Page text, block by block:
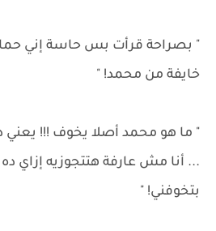
" بصراحة قرأت بس حاسة إني
خايفة من محمد! "
" ما هو محمد أصلا يخوف !!! يعني
... أنا مش عارفة هتتجوزيه إزاي
بتخوفني! "